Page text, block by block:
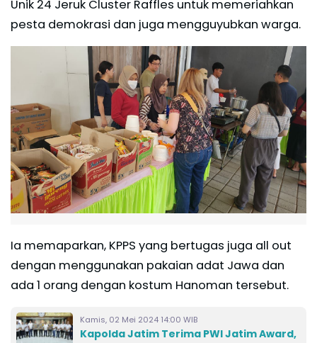
Unik 24 Jeruk Cluster Raffles untuk memeriahkan
pesta demokrasi dan juga mengguyubkan warga.
Ia memaparkan, KPPS yang bertugas juga all out
dengan menggunakan pakaian adat Jawa dan
ada 1 orang dengan kostum Hanoman tersebut.
Kamis, 02 Mei 2024 14:00 WIB
Kapolda Jatim Terima PWI Jatim Award,